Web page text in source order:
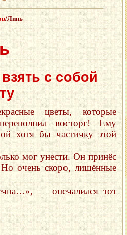
/Линь
с собой
цветы, которые
восторг! Ему
хотя бы частичку этой
мог унести. Он принёс
очень скоро, лишённые
— опечалился тот